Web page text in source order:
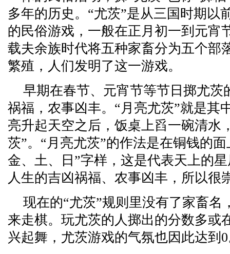
多年的历史。“尤茨”是从三国时期以
的民俗游戏，一般在正月初一到元宵
载夫余族时代将五种家畜分为五个部
繁殖，人们发明了这一游戏。
早期在春节、元宵节等节日掷尤茨
祸福，农事凶丰。“月亮尤茨”就是其
亮升起天空之后，饭桌上舀一碗清水
茨”。“月亮尤茨”的作法是在铜钱的
金、土、日”字样，这是代表天上的
人生的吉凶祸福、农事凶丰，所以很
现在的“尤茨”规则里没有了家畜名
来走棋。玩尤茨的人掷出的分数多或
兴起舞，尤茨游戏的气氛也因此达到